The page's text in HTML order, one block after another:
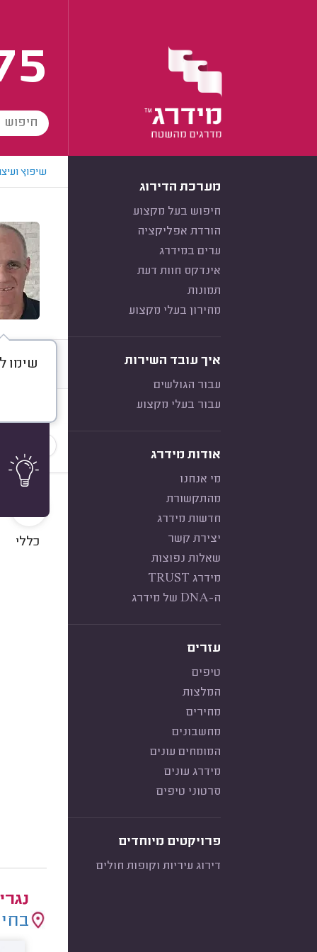
מערכת הדירוג
חיפוש בעל מקצוע
הורדת אפליקציה
ערים במידרג
אינדקס חוות דעת
תמונות
מחירון בעלי מקצוע
איך עובד השירות
עבור הגולשים
עבור בעלי מקצוע
אודות מידרג
מי אנחנו
מהתקשורת
חדשות מידרג
יצירת קשר
שאלות נפוצות
מידרג TRUST
ה-DNA של מידרג
עזרים
טיפים
המלצות
מחירים
מחשבונים
המומחים עונים
מידרג עונים
סרטוני טיפים
פרויקטים מיוחדים
דירוג עיריות וקופות חולים
שיפוץ
שימו
דברו
10
כללי